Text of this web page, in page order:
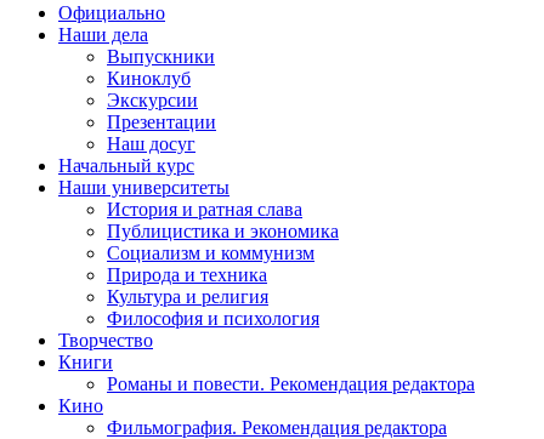
Официально
Наши дела
Выпускники
Киноклуб
Экскурсии
Презентации
Наш досуг
Начальный курс
Наши университеты
История и ратная слава
Публицистика и экономика
Социализм и коммунизм
Природа и техника
Культура и религия
Философия и психология
Творчество
Книги
Романы и повести. Рекомендация редактора
Кино
Фильмография. Рекомендация редактора